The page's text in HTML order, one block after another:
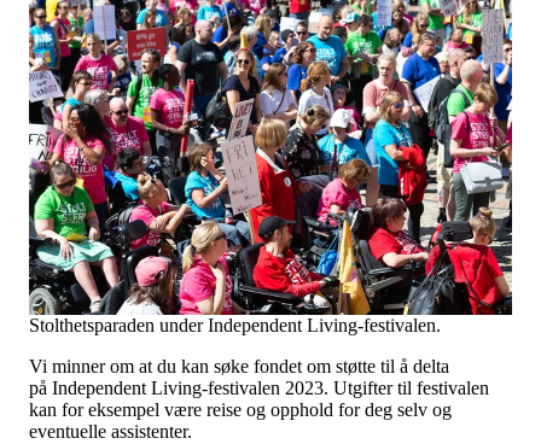
Stolthetsparaden under Independent Living-festivalen.
Vi minner om at du kan søke fondet om støtte til å delta
på Independent Living-festivalen 2023. Utgifter til festivalen
kan for eksempel være reise og opphold for deg selv og
eventuelle assistenter.